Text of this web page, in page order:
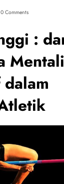
0 Comments
: